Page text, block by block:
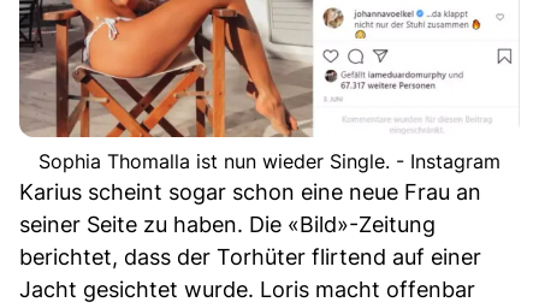
Sophia Thomalla ist nun wieder Single. - Instagram
Karius scheint sogar schon eine neue Frau an
seiner Seite zu haben. Die «Bild»-Zeitung
berichtet, dass der Torhüter flirtend auf einer
Jacht gesichtet wurde. Loris macht offenbar